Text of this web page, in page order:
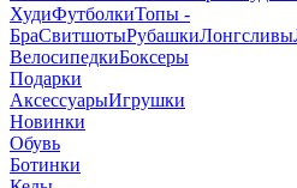
ХудиФутболкиТопы -
БраСвитшотыРубашкиЛонгсливы
ВелосипедкиБоксеры
Подарки
АксессуарыИгрушки
Новинки
Обувь
Ботинки